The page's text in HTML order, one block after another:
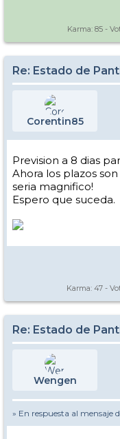
Karma: 85 -
Re: Estado de
Corentin85
Prevision a 8 dias
Ahora los plazos
seria magnifico!
Espero que suceda.
Karma: 47-
Re: Estado de
Wengen
» En respuesta al mensaje